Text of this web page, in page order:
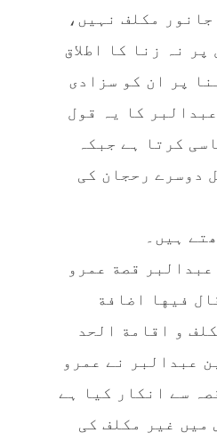
مکلف نہیں،
نہ زنا کا اطلاق
پر ان کو سزادی
کا یہ قول
کرتا ہے جبکہ
دوسرے رحجان کی
ہیں۔
قصة عمرو
فيها اضافة
و اقامة الحد
عبدالبر نے عمرو
سے انکار کیا ہے
میں غیر مکلف کی